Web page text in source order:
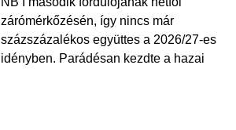
zárómérkőzésén, így nincs már
százszázalékos együttes a 2026/27-es
idényben. Parádésan kezdte a hazai